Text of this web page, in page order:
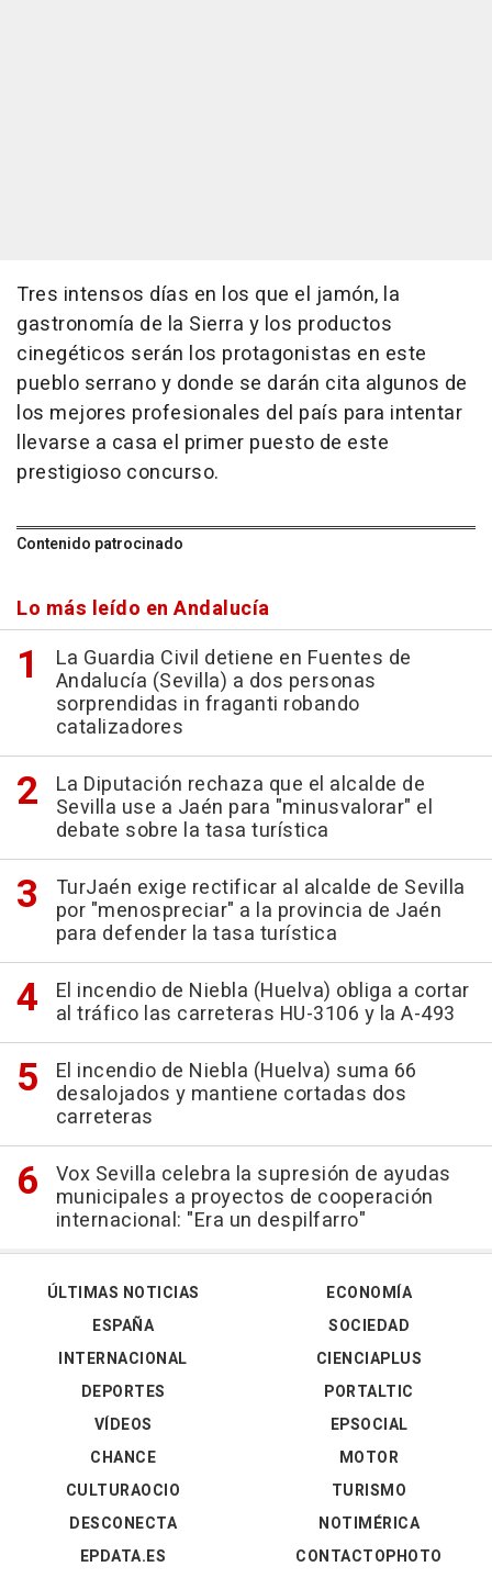
Tres intensos días en los que el jamón, la
gastronomía de la Sierra y los productos
cinegéticos serán los protagonistas en este
pueblo serrano y donde se darán cita algunos de
los mejores profesionales del país para intentar
llevarse a casa el primer puesto de este
prestigioso concurso.
Contenido patrocinado
Lo más leído en Andalucía
La Guardia Civil detiene en Fuentes de
Andalucía (Sevilla) a dos personas
sorprendidas in fraganti robando
catalizadores
La Diputación rechaza que el alcalde de
Sevilla use a Jaén para "minusvalorar" el
debate sobre la tasa turística
TurJaén exige rectificar al alcalde de Sevilla
por "menospreciar" a la provincia de Jaén
para defender la tasa turística
El incendio de Niebla (Huelva) obliga a cortar
al tráfico las carreteras HU-3106 y la A-493
El incendio de Niebla (Huelva) suma 66
desalojados y mantiene cortadas dos
carreteras
Vox Sevilla celebra la supresión de ayudas
municipales a proyectos de cooperación
internacional: "Era un despilfarro"
ÚLTIMAS NOTICIAS
ESPAÑA
INTERNACIONAL
DEPORTES
VÍDEOS
ECONOMÍA
SOCIEDAD
CIENCIAPLUS
PORTALTIC
EPSOCIAL
CHANCE
CULTURAOCIO
DESCONECTA
EPDATA.ES
MOTOR
TURISMO
NOTIMÉRICA
CONTACTOPHOTO